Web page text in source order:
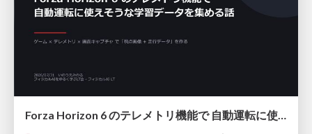
Forza Horizon 6 のテレメトリ機能で 自動運転に使えそうな学習データを集める話